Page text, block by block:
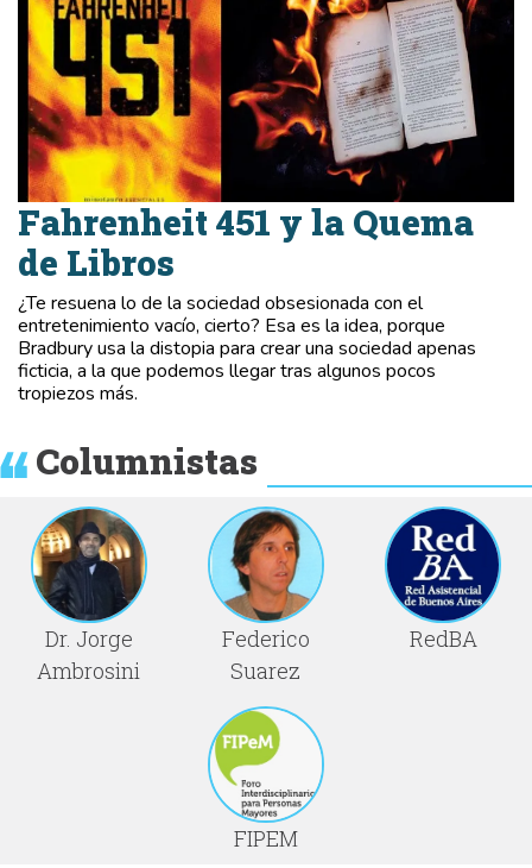
Fahrenheit 451 y la Quema
de Libros
¿Te resuena lo de la sociedad obsesionada con el
entretenimiento vacío, cierto? Esa es la idea, porque
Bradbury usa la distopia para crear una sociedad apenas
ficticia, a la que podemos llegar tras algunos pocos
tropiezos más.
Columnistas
Dr. Jorge
Ambrosini
Federico
Suarez
RedBA
FIPEM